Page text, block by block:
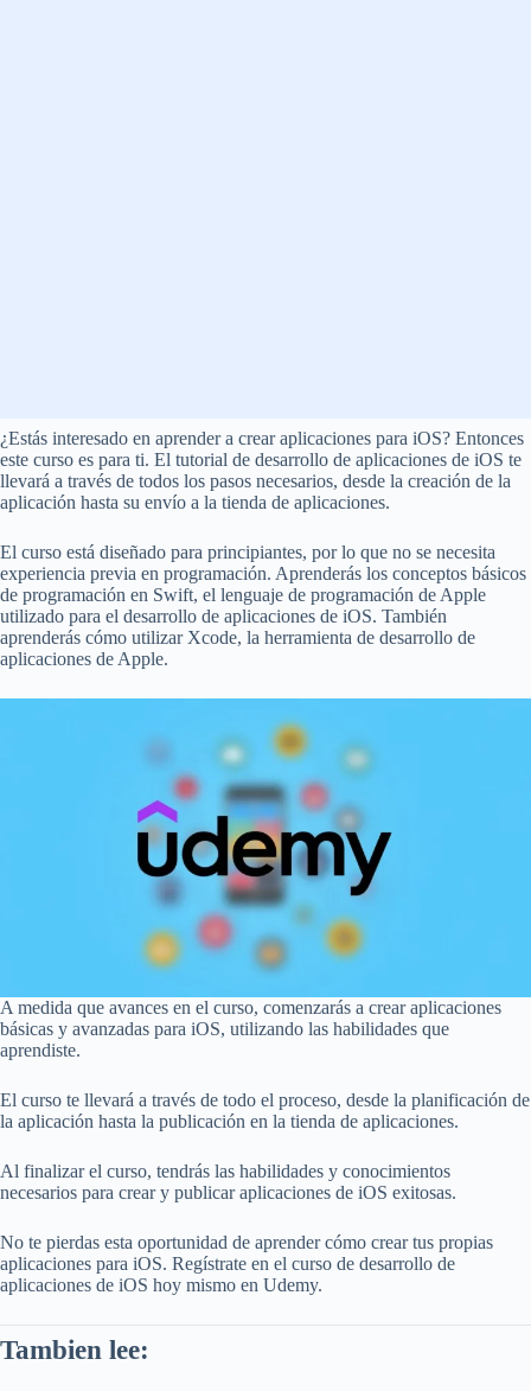
¿Estás interesado en aprender a crear aplicaciones para iOS? Entonces
este curso es para ti. El tutorial de desarrollo de aplicaciones de iOS te
llevará a través de todos los pasos necesarios, desde la creación de la
aplicación hasta su envío a la tienda de aplicaciones.
El curso está diseñado para principiantes, por lo que no se necesita
experiencia previa en programación. Aprenderás los conceptos básicos
de programación en Swift, el lenguaje de programación de Apple
utilizado para el desarrollo de aplicaciones de iOS. También
aprenderás cómo utilizar Xcode, la herramienta de desarrollo de
aplicaciones de Apple.
A medida que avances en el curso, comenzarás a crear aplicaciones
básicas y avanzadas para iOS, utilizando las habilidades que
aprendiste.
El curso te llevará a través de todo el proceso, desde la planificación de
la aplicación hasta la publicación en la tienda de aplicaciones.
Al finalizar el curso, tendrás las habilidades y conocimientos
necesarios para crear y publicar aplicaciones de iOS exitosas.
No te pierdas esta oportunidad de aprender cómo crear tus propias
aplicaciones para iOS. Regístrate en el curso de desarrollo de
aplicaciones de iOS hoy mismo en Udemy.
Tambien lee: